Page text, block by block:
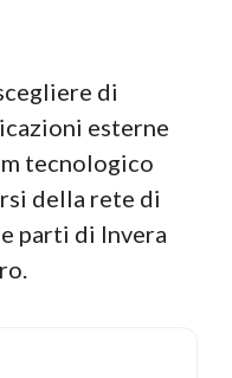
di
esterne
tecnologico
della rete di
parti di Invera